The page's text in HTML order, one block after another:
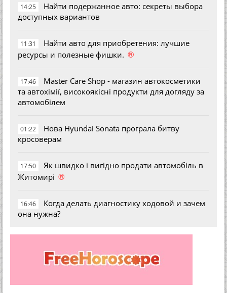
14:25
Найти подержанное авто: секреты выбора
доступных вариантов
11:31
Найти авто для приобретения: лучшие
ресурсы и полезные фишки. ®
17:46
Master Care Shop - магазин автокосметики
та автохімії, високоякісні продукти для догляду за
автомобілем
01:22
Нова Hyundai Sonata програла битву
кросоверам
17:50
Як швидко і вигідно продати автомобіль в
Житомирі ®
16:46
Когда делать диагностику ходовой и зачем
она нужна?